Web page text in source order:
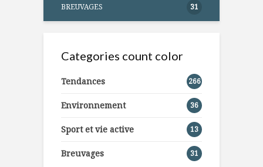
BREUVAGES 31
Categories count color
Tendances 266
Environnement 36
Sport et vie active 13
Breuvages 31